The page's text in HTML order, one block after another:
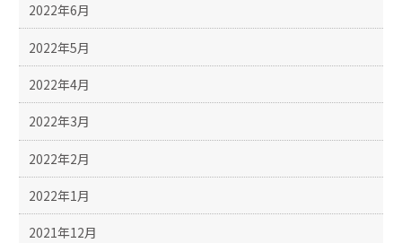
2022年6月
2022年5月
2022年4月
2022年3月
2022年2月
2022年1月
2021年12月